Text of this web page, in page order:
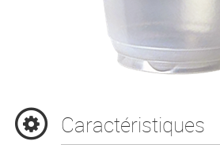
Caractéristiques